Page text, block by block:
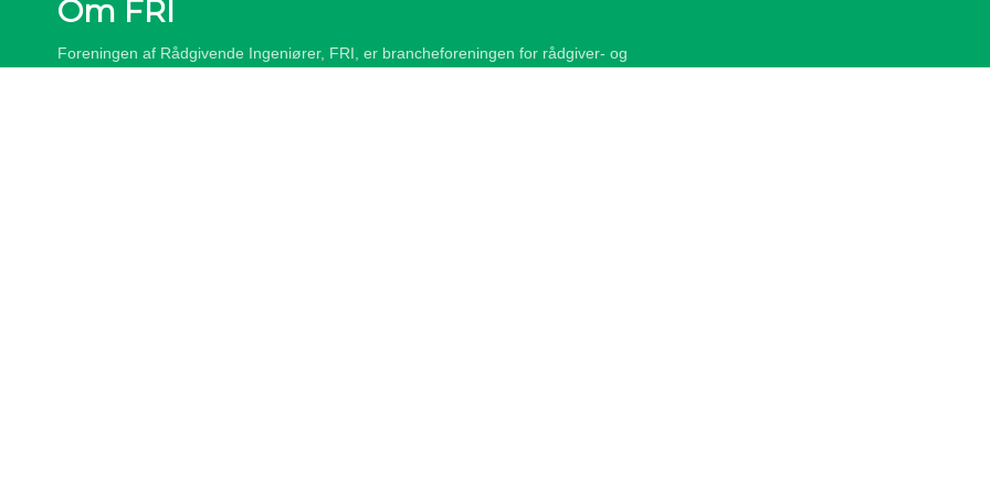
Om FRI
Foreningen af Rådgivende Ingeniører, FRI, er brancheforeningen for rådgiver- og